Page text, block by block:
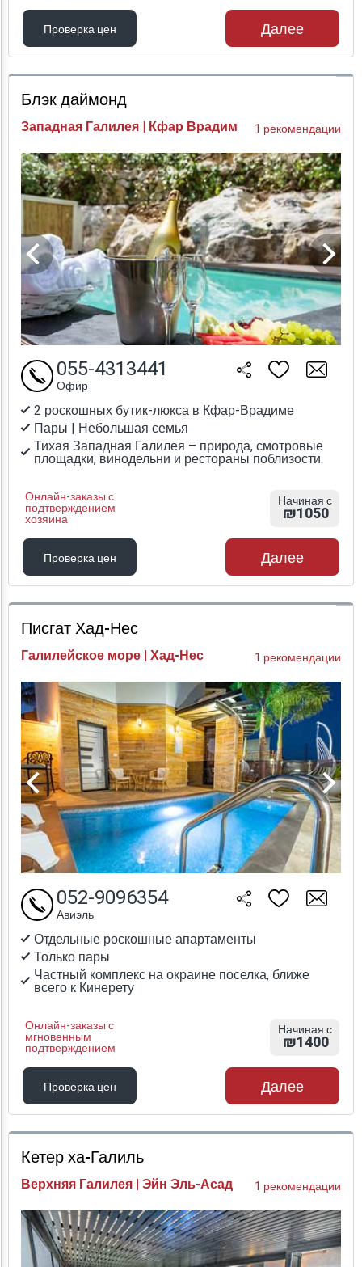
Проверка цен
Проверка цен
Далее
Блэк даймонд
Западная Галилея | Кфар Врадим 1 рекомендации
2 роскошных бутик-люкса в Кфар-Врадиме
Пары | Небольшая семья
Тихая Западная Галилея – природа, смотровые
площадки, винодельни и рестораны поблизости.
Онлайн-заказы с
подтверждением
хозяина
055-4313441
Офир
Начиная с
₪1050
Проверка цен
Проверка цен
Далее
Писгат Хад-Нес
Галилейское море | Хад-Нес 1 рекомендации
Отдельные роскошные апартаменты
Только пары
Частный комплекс на окраине поселка, ближе
всего к Кинерету
Онлайн-заказы с
мгновенным
подтверждением
052-9096354
Авиэль
Начиная с
₪1400
Проверка цен
Проверка цен
Далее
Кетер ха-Галиль
Верхняя Галилея | Эйн Эль-Асад 1 рекомендации